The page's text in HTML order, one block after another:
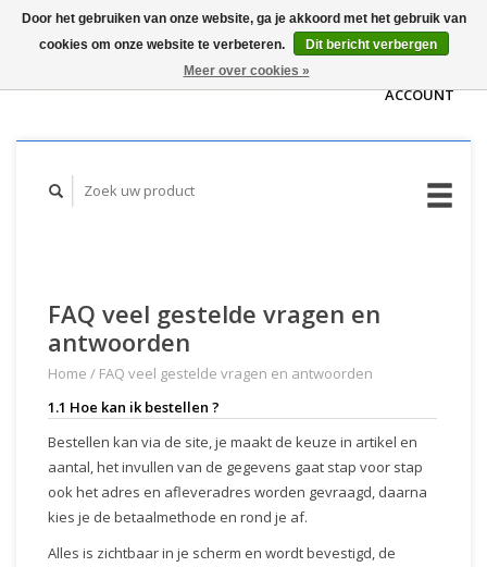
WINKELWAGEN
ACCOUNT
FAQ veel gestelde vragen en
antwoorden
Home / FAQ veel gestelde vragen en antwoorden
1.1 Hoe kan ik bestellen ?
Bestellen kan via de site, je maakt de keuze in artikel en
aantal, het invullen van de gegevens gaat stap voor stap
ook het adres en afleveradres worden gevraagd, daarna
kies je de betaalmethode en rond je af.
Alles is zichtbaar in je scherm en wordt bevestigd, de
Door het gebruiken van onze website, ga je akkoord met het gebruik van
cookies om onze website te verbeteren.
Dit bericht verbergen
Meer over cookies »